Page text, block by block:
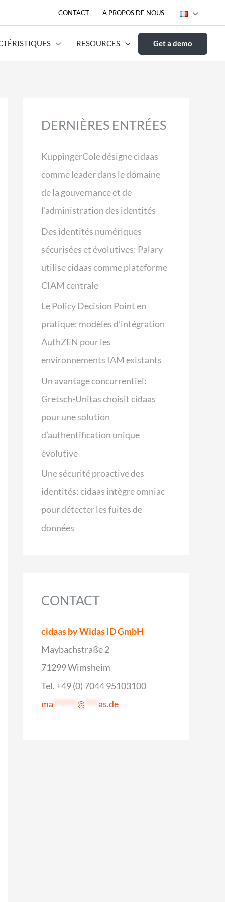
CONTACT A PROPOS DE NOUS
RESOURCES Get a demo
DERNIÈRES ENTRÉES
KuppingerCole désigne cidaas
comme leader dans le domaine
de la gouvernance et de
l’administration des identités
Des identités numériques
sécurisées et évolutives: Palary
utilise cidaas comme plateforme
CIAM centrale
Le Policy Decision Point en
pratique: modèles d’intégration
AuthZEN pour les
environnements IAM existants
Un avantage concurrentiel:
Gretsch-Unitas choisit cidaas
pour une solution
d’authentification unique
évolutive
Une sécurité proactive des
identités: cidaas intègre omniac
pour détecter les fuites de
données
CONTACT
cidaas by Widas ID GmbH
Maybachstraße 2
71299 Wimsheim
Tel. +49 (0) 7044 95103100
ma ******* @ ****as.de